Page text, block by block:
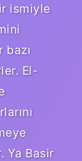
ismiyle
bazı
El-
Ya Basir